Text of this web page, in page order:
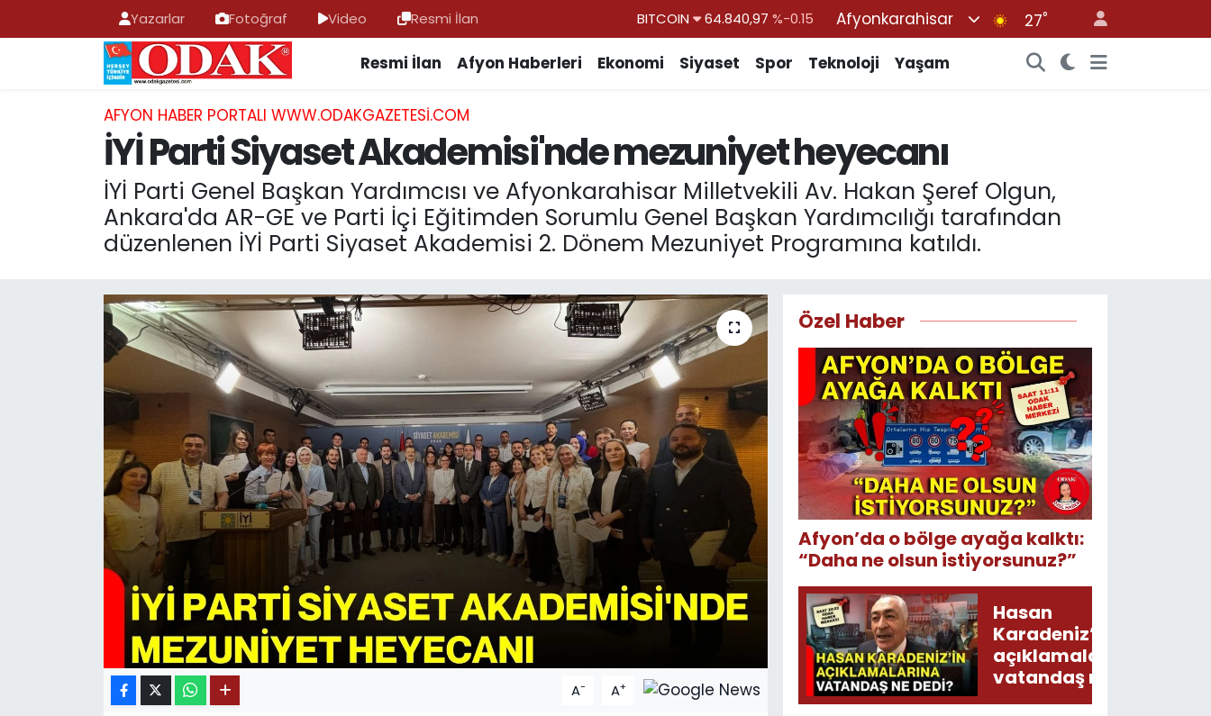
Yazarlar Fotoğraf Video Resmi İlan DOLAR 47,7436%0.18
BİST100
13.779 %-14
BITCOIN
64.840,97 %-0.15
Afyonkarahisar 27°
Resmi İlan Afyon Haberleri Ekonomi Siyaset Spor Teknoloji Yaşam
AFYON HABER PORTALI WWW.ODAKGAZETESI.COM
İYİ Parti Siyaset Akademisi'nde mezuniyet heyecanı
İYİ Parti Genel Başkan Yardımcısı ve Afyonkarahisar Milletvekili Av. Hakan Şeref Olgun,
Ankara'da AR-GE ve Parti İçi Eğitimden Sorumlu Genel Başkan Yardımcılığı tarafından
düzenlenen İYİ Parti Siyaset Akademisi 2. Dönem Mezuniyet Programına katıldı.
A- A+
Özel Haber
Afyon’da o bölge ayağa kalktı:
“Daha ne olsun istiyorsunuz?”
Hasan
Karadeniz’in
açıklamalarına
vatandaş ne
dedi?
AFYONKARAHİSAR HABERLERİ
Resmi İlan
ASAYİŞ
GÜNCEL
SİYASET
EĞİTİM
MAGAZİN
SAĞLIK
11:11 MANŞET
Nöbetçi Eczaneler
Hava Durumu
Trafik Durumu
Süper Lig Puan Durumu ve Fikstür
Tüm Manşetler
Son Dakika Haberleri
Haber Arşivi